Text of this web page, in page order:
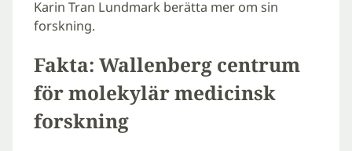
Karin Tran Lundmark berätta mer om sin
forskning.
Fakta: Wallenberg centrum
för molekylär medicinsk
forskning